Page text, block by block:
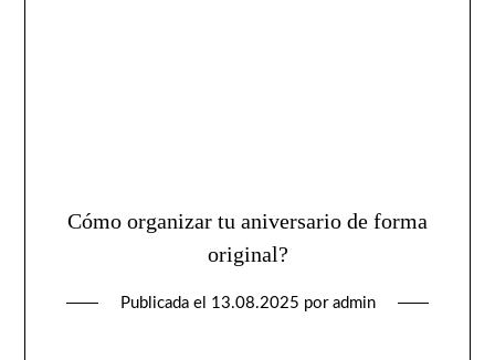
Cómo organizar tu aniversario de forma
original?
Publicada el 13.08.2025 por admin